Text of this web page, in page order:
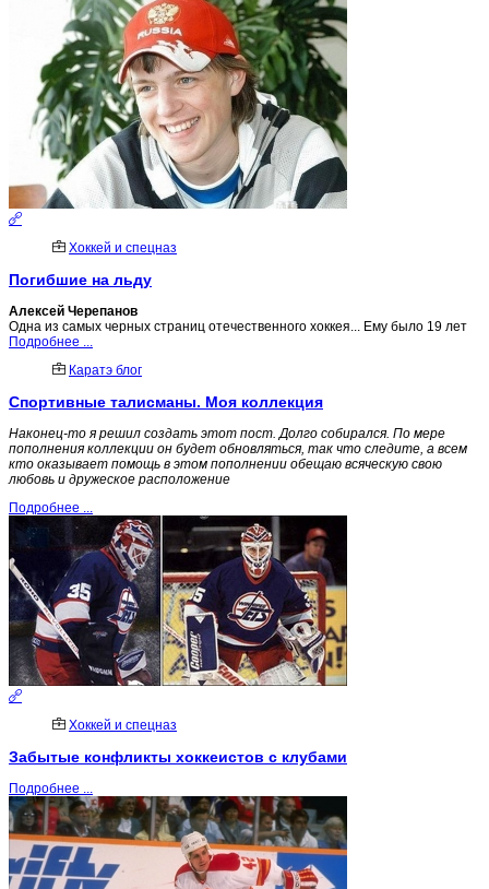
Хоккей и спецназ
Погибшие на льду
Алексей Черепанов
Одна из самых черных страниц отечественного хоккея... Ему было 19 лет
Подробнее ...
Каратэ блог
Спортивные талисманы. Моя коллекция
Наконец-то я решил создать этот пост. Долго собирался. По мере
пополнения коллекции он будет обновляться, так что следите, а всем
кто оказывает помощь в этом пополнении обещаю всяческую свою
любовь и дружеское расположение
Подробнее ...
Хоккей и спецназ
Забытые конфликты хоккеистов с клубами
Подробнее ...